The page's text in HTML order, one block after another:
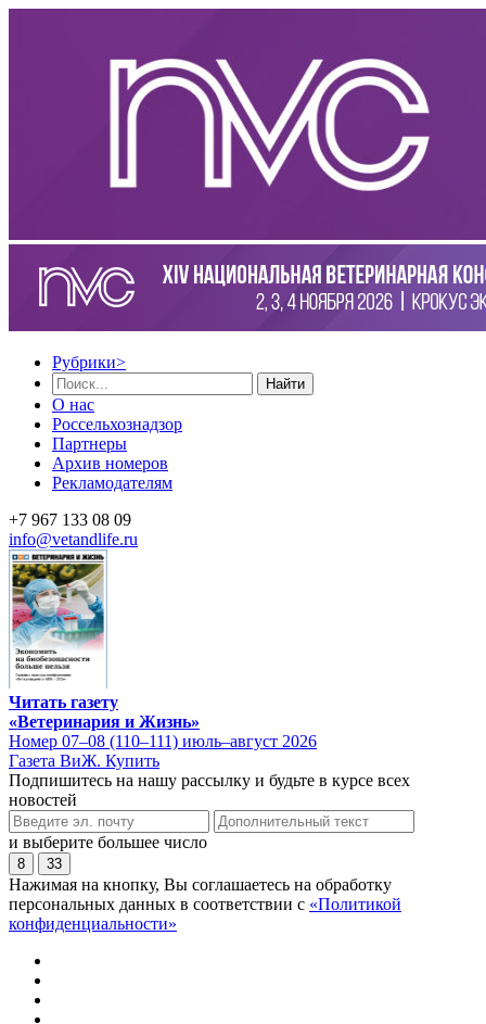
Рубрики>
Найти
О нас
Россельхознадзор
Партнеры
Архив номеров
Рекламодателям
+7 967 133 08 09
info@vetandlife.ru
Читать газету
«Ветеринария и Жизнь»
Номер 07–08 (110–111) июль–август 2026
Газета ВиЖ. Купить
Подпишитесь на нашу рассылку и будьте в курсе всех
новостей
и выберите большее число
8 33
Нажимая на кнопку, Вы соглашаетесь на обработку
персональных данных в соответствии с «Политикой
конфиденциальности»